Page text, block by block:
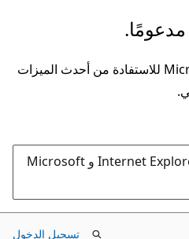
بادر بالترقية إلى Microsoft Edge للاستفادة من أحدث الميزات
مزيد من المعلومات حول Internet Explorer و Microsoft
تسجيل الدخول